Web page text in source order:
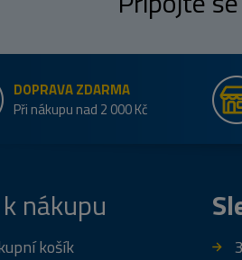
DOPRAVA ZDARMA
Při nákupu nad 2 000 Kč
k nákupu
košík